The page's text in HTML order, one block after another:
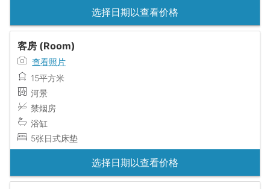
选择日期以查看价格
客房 (Room)
查看照片
15平方米
河景
禁烟房
浴缸
5张日式床垫
选择日期以查看价格